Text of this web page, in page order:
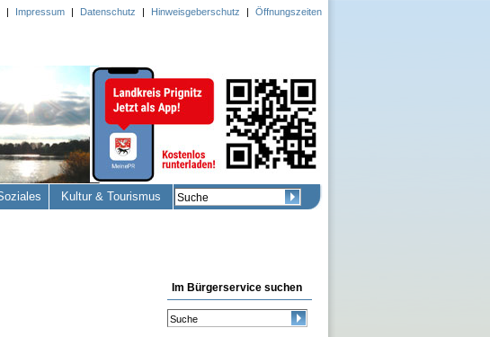
Im Bürgerservice suchen
| Impressum | Datenschutz | Hinweisgeberschutz | Öffnungszeiten
Kultur & Tourismus